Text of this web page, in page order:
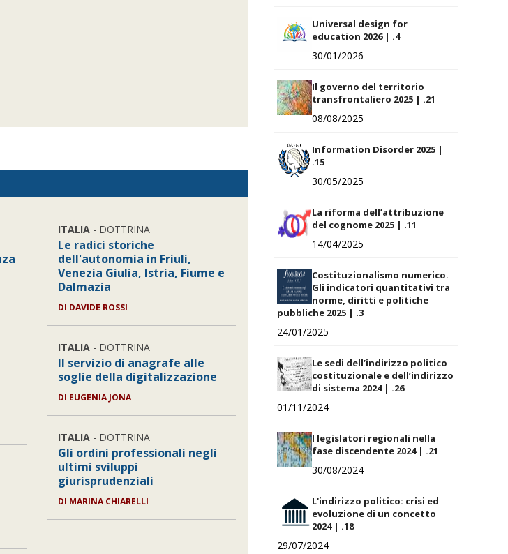
ITALIA- DOTTRINA
Le radici storiche
dell'autonomia in Friuli,
Venezia Giulia, Istria, Fiume e
Dalmazia
DI DAVIDE ROSSI
ITALIA- DOTTRINA
Il servizio di anagrafe alle
soglie della digitalizzazione
DI EUGENIA JONA
ITALIA- DOTTRINA
Gli ordini professionali negli
ultimi sviluppi
giurisprudenziali
DI MARINA CHIARELLI
Universal design for
education 2026 | .4
30/01/2026
Il governo del territorio
transfrontaliero 2025 | .21
08/08/2025
Information Disorder 2025 |
.15
30/05/2025
La riforma dell’attribuzione
del cognome 2025 | .11
14/04/2025
Costituzionalismo numerico.
Gli indicatori quantitativi tra
norme, diritti e politiche
pubbliche 2025 | .3
24/01/2025
Le sedi dell’indirizzo politico
costituzionale e dell’indirizzo
di sistema 2024 | .26
01/11/2024
I legislatori regionali nella
fase discendente 2024 | .21
30/08/2024
L'indirizzo politico: crisi ed
evoluzione di un concetto
2024 | .18
29/07/2024